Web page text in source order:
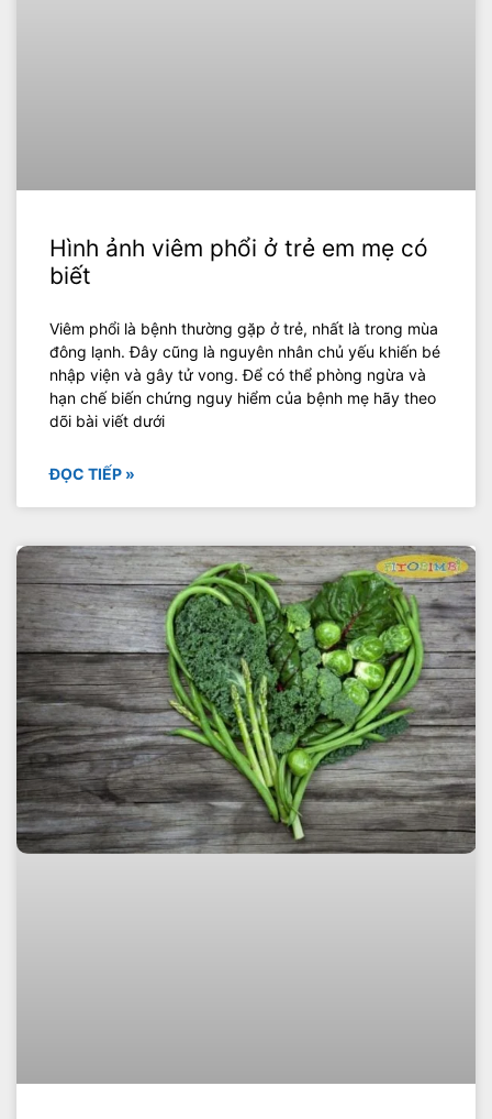
Hình ảnh viêm phổi ở trẻ em mẹ có
biết
Viêm phổi là bệnh thường gặp ở trẻ, nhất là trong mùa
đông lạnh. Đây cũng là nguyên nhân chủ yếu khiến bé
nhập viện và gây tử vong. Để có thể phòng ngừa và
hạn chế biến chứng nguy hiểm của bệnh mẹ hãy theo
dõi bài viết dưới
ĐỌC TIẾP »